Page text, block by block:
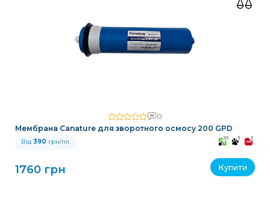
0
Мембрана Canature для зворотного осмосу 200 GPD
Від 390 грн/пл. 10 3 3
1760 грн Купити